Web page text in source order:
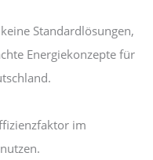
Standardlösungen,
Energiekonzepte für
im